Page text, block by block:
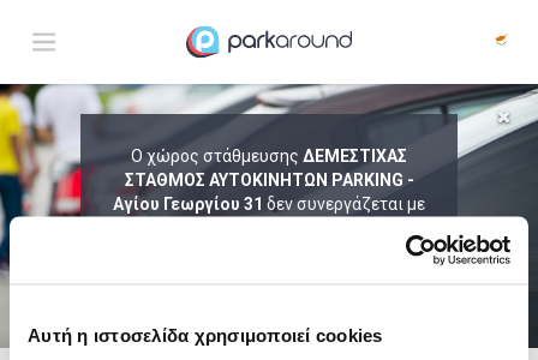
Αυτή η ιστοσελίδα χρησιμοποιεί cookies
Ο χώρος στάθμευσης ΔΕΜΕΣΤΙΧΑΣ
ΣΤΑΘΜΟΣ ΑΥΤΟΚΙΝΗΤΩΝ PARKING -
Αγίου Γεωργίου 31 δεν συνεργάζεται με
PARKING.
ΑΠΟΤΕΛΕΣΜΑΤΑ ΓΙΑ:
ΑΦΙΞΗ Παρ 07 Αυγ 04:15 ΔΙΑΡΚΕΙΑ